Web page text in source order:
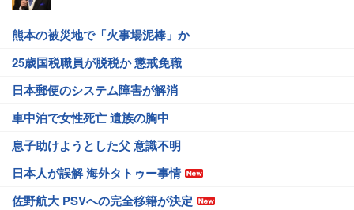
熊本の被災地で「火事場泥棒」か
25歳国税職員が脱税か 懲戒免職
日本郵便のシステム障害が解消
車中泊で女性死亡 遺族の胸中
息子助けようとした父 意識不明
日本人が誤解 海外タトゥー事情
佐野航大 PSVへの完全移籍が決定